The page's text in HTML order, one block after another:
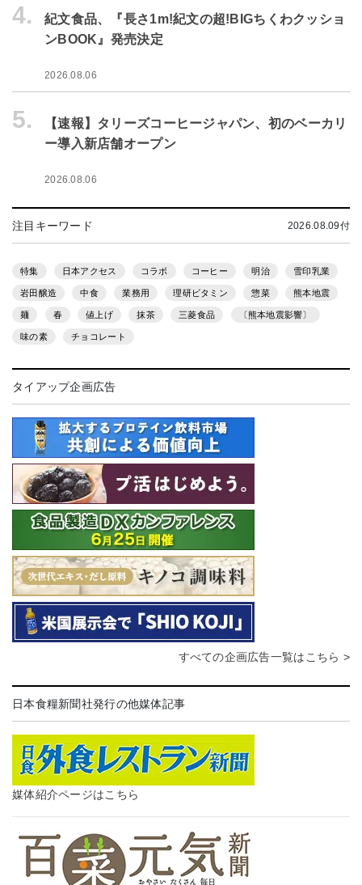
4.
紀文食品、『長さ1m!紀文の超!BIGちくわクッショ
ンBOOK』発売決定
2026.08.06
5.
【速報】タリーズコーヒージャパン、初のベーカリ
ー導入新店舗オープン
2026.08.06
注目キーワード 2026.08.09付
特集 日本アクセス コラボ コーヒー 明治 雪印乳業
岩田醸造 中食 業務用 理研ビタミン 惣菜 熊本地震
麺 春 値上げ 抹茶 三菱食品 〔熊本地震影響〕
味の素 チョコレート
タイアップ企画広告
すべての企画広告一覧はこちら >
日本食糧新聞社発行の他媒体記事
媒体紹介ページはこちら